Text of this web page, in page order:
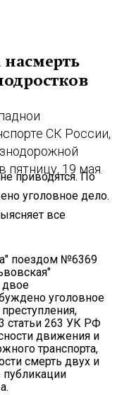
СК России,
19 мая.
приводятся. По
уголовное дело.
все
поездом №6369
двое
уголовное
статьи 263 УК РФ
движения и
транспорта,
смерть двух и
публикации